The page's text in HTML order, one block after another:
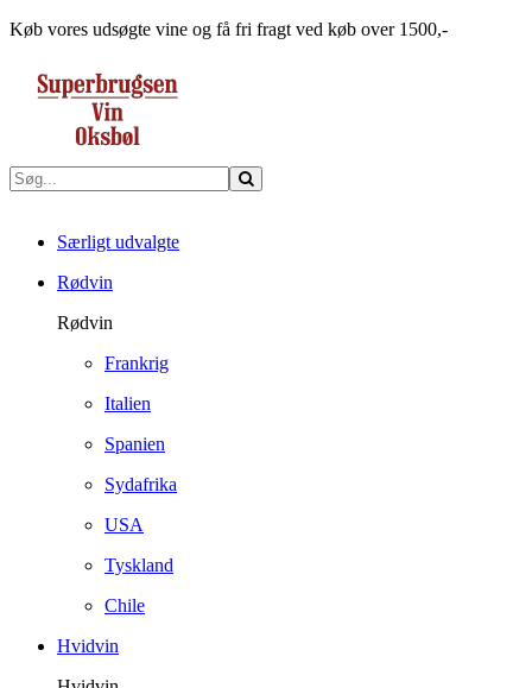
Køb vores udsøgte vine og få fri fragt ved køb over 1500,-
Særligt udvalgte
Rødvin
Rødvin
Frankrig
Italien
Spanien
Sydafrika
USA
Tyskland
Chile
Hvidvin